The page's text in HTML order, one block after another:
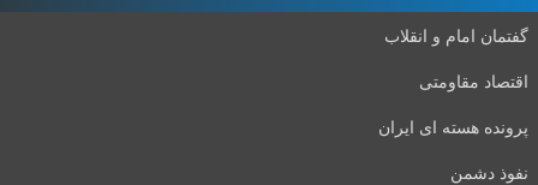
گفتمان امام و انقلاب
اقتصاد مقاومتی
پرونده هسته ای ایران
نفوذ دشمن